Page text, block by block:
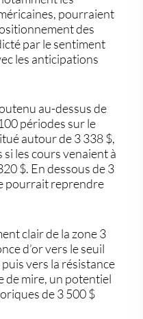
pourraient
des
par le sentiment
les anticipations
au-dessus de
périodes sur le
autour de 3 338 $,
les cours venaient à
$. En dessous de 3
pourrait reprendre
clair de la zone 3
d’or vers le seuil
vers la résistance
de mire, un potentiel
de 3 500 $